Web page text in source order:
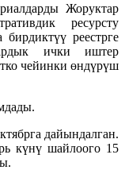
Жоруктар
ресурсту
реестрге
ички иштер
чейинки өндүрүш
дайындалган.
күнү шайлоого 15